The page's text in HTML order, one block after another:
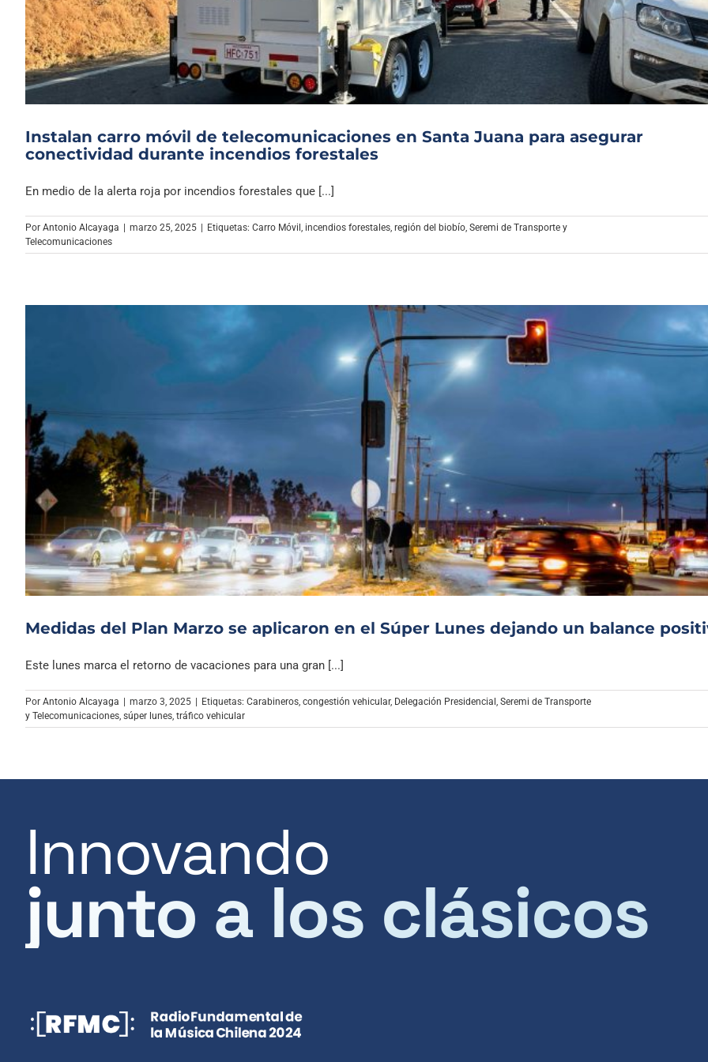
Archivo Sonoro
Instalan carro móvil de telecomunicaciones en Santa Juana para asegurar
conectividad durante incendios forestales
En medio de la alerta roja por incendios forestales que [...]
Por Antonio Alcayaga marzo 25, 2025 Etiquetas: Carro Móvil , incendios forestales, región del biobío, Seremi de Transporte y
Telecomunicaciones
Medidas del Plan Marzo se aplicaron en el Súper Lunes dejando un balance
Este lunes marca el retorno de vacaciones para una gran [...]
Por Antonio Alcayaga marzo 3, 2025 Etiquetas: Carabineros, congestión vehicular, Delegación Presidencial , Seremi de Transporte
y Telecomunicaciones, súper lunes, tráfico vehicular
Innovando
junto a los clásicos